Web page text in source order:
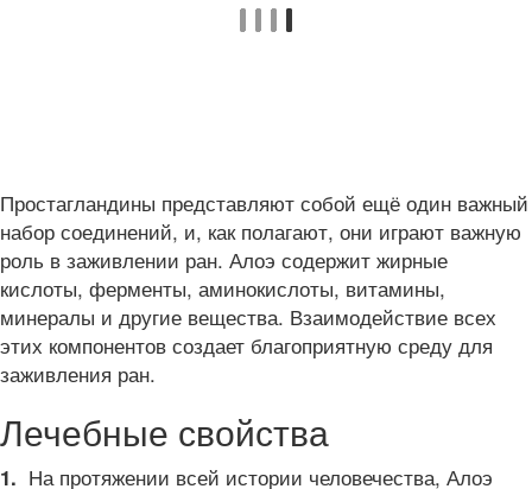
Простагландины представляют собой ещё один важный
набор соединений, и, как полагают, они играют важную
роль в заживлении ран. Алоэ содержит жирные
кислоты, ферменты, аминокислоты, витамины,
минералы и другие вещества. Взаимодействие всех
этих компонентов создает благоприятную среду для
заживления ран.
Лечебные свойства
1. На протяжении всей истории человечества, Алоэ